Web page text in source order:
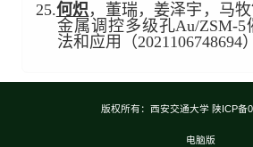
25.何炽，董瑞，姜泽宇，马
金属调控多级孔Au/ZSM-
法和应用（2021106748694）
版权所有：西安交通大学 陕ICP备
电脑版